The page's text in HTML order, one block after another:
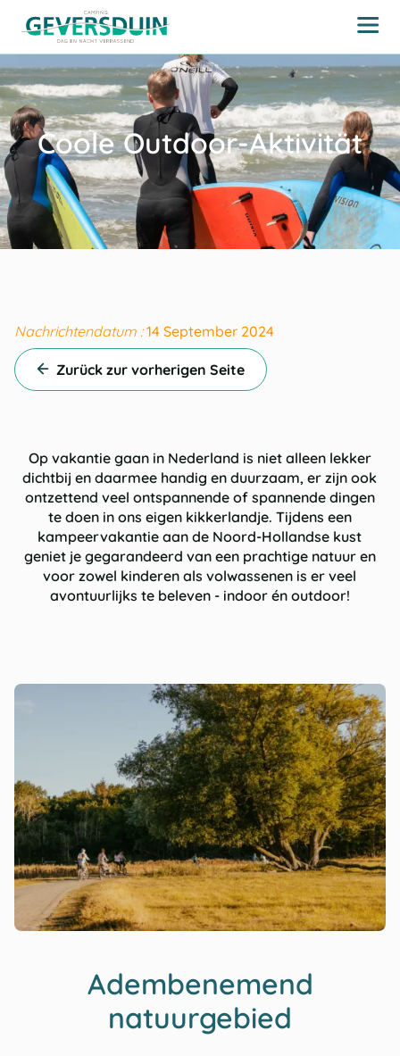
Coole Outdoor-Aktivität
Nachrichtendatum :14 September 2024
Zurück zur vorherigen Seite
Op vakantie gaan in Nederland is niet alleen lekker
dichtbij en daarmee handig en duurzaam, er zijn ook
ontzettend veel ontspannende of spannende dingen
te doen in ons eigen kikkerlandje. Tijdens een
kampeervakantie aan de Noord-Hollandse kust
geniet je gegarandeerd van een prachtige natuur en
voor zowel kinderen als volwassenen is er veel
avontuurlijks te beleven - indoor én outdoor!
Adembenemend
natuurgebied